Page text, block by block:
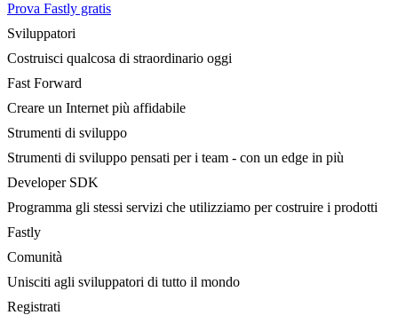
Prova Fastly gratis
Sviluppatori
Costruisci qualcosa di straordinario oggi
Fast Forward
Creare un Internet più affidabile
Strumenti di sviluppo
Strumenti di sviluppo pensati per i team - con un edge in più
Developer SDK
Programma gli stessi servizi che utilizziamo per costruire i prodotti
Fastly
Comunità
Unisciti agli sviluppatori di tutto il mondo
Registrati